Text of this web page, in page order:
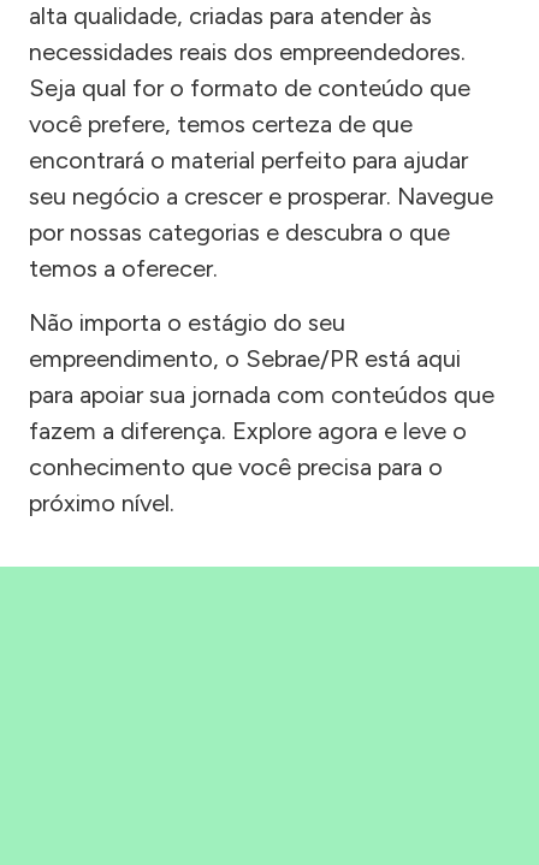
alta qualidade, criadas para atender às
necessidades reais dos empreendedores.
Seja qual for o formato de conteúdo que
você prefere, temos certeza de que
encontrará o material perfeito para ajudar
seu negócio a crescer e prosperar. Navegue
por nossas categorias e descubra o que
temos a oferecer.
Não importa o estágio do seu
empreendimento, o Sebrae/PR está aqui
para apoiar sua jornada com conteúdos que
fazem a diferença. Explore agora e leve o
conhecimento que você precisa para o
próximo nível.